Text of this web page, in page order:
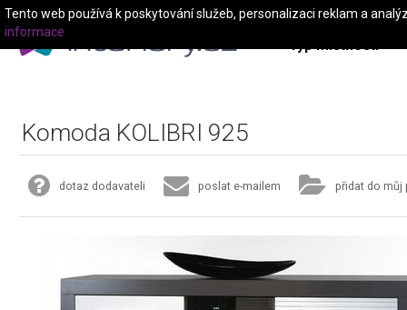
Typ místnosti
Komoda KOLIBRI 925
dotaz dodavateli poslat e-mailem přidat do můj
Tento web používá k poskytování služeb, personalizaci reklam a
informace